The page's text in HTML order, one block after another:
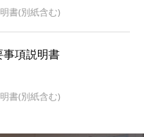
書(別紙含む)
項説明書
書(別紙含む)